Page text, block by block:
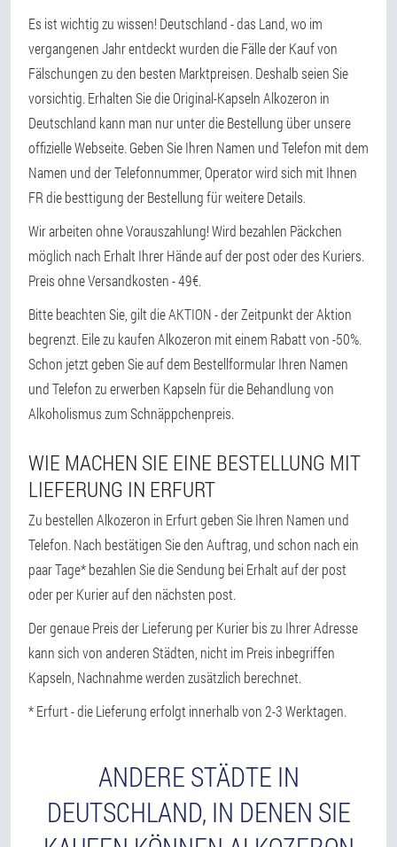
Es ist wichtig zu wissen! Deutschland - das Land, wo im
vergangenen Jahr entdeckt wurden die Fälle der Kauf von
Fälschungen zu den besten Marktpreisen. Deshalb seien Sie
vorsichtig. Erhalten Sie die Original-Kapseln Alkozeron in
Deutschland kann man nur unter die Bestellung über unsere
offizielle Webseite. Geben Sie Ihren Namen und Telefon mit dem
Namen und der Telefonnummer, Operator wird sich mit Ihnen
FR die besttigung der Bestellung für weitere Details.
Wir arbeiten ohne Vorauszahlung! Wird bezahlen Päckchen
möglich nach Erhalt Ihrer Hände auf der post oder des Kuriers.
Preis ohne Versandkosten - 49€.
Bitte beachten Sie, gilt die AKTION - der Zeitpunkt der Aktion
begrenzt. Eile zu kaufen Alkozeron mit einem Rabatt von -50%.
Schon jetzt geben Sie auf dem Bestellformular Ihren Namen
und Telefon zu erwerben Kapseln für die Behandlung von
Alkoholismus zum Schnäppchenpreis.
WIE MACHEN SIE EINE BESTELLUNG MIT
LIEFERUNG IN ERFURT
Zu bestellen Alkozeron in Erfurt geben Sie Ihren Namen und
Telefon. Nach bestätigen Sie den Auftrag, und schon nach ein
paar Tage* bezahlen Sie die Sendung bei Erhalt auf der post
oder per Kurier auf den nächsten post.
Der genaue Preis der Lieferung per Kurier bis zu Ihrer Adresse
kann sich von anderen Städten, nicht im Preis inbegriffen
Kapseln, Nachnahme werden zusätzlich berechnet.
* Erfurt - die Lieferung erfolgt innerhalb von 2-3 Werktagen.
ANDERE STÄDTE IN
DEUTSCHLAND, IN DENEN SIE